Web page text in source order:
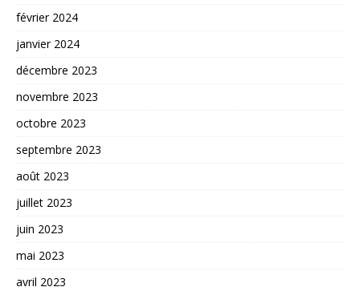
février 2024
janvier 2024
décembre 2023
novembre 2023
octobre 2023
septembre 2023
août 2023
juillet 2023
juin 2023
mai 2023
avril 2023